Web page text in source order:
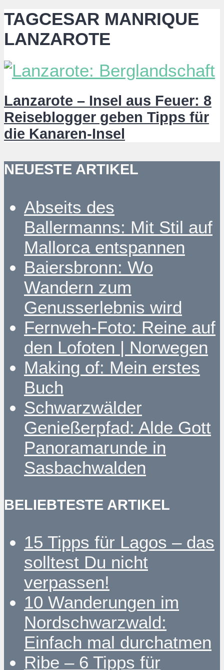
TAGCESAR MANRIQUE
LANZAROTE
Lanzarote – Insel aus Feuer: 8
Reiseblogger geben Tipps für
die Kanaren-Insel
NEUESTE ARTIKEL
Abseits des
Ballermanns: Mit Stil auf
Mallorca entspannen
Baiersbronn: Wo
Wandern zum
Genusserlebnis wird
Fernweh-Foto: Reine auf
den Lofoten | Norwegen
Making of: Mein erstes
Buch
Schwarzwälder
Genießerpfad: Alde Gott
Panoramarunde in
Sasbachwalden
BELIEBTESTE ARTIKEL
15 Tipps für Lagos – das
solltest Du nicht
verpassen!
10 Wanderungen im
Nordschwarzwald:
Einfach mal durchatmen
Ribe – 6 Tipps für